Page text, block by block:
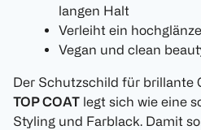
langen Halt
Verleiht ein
Vegan und clean
Der Schutzschild für brillante
TOP COAT legt sich wie eine
Styling und Farblack. Damit